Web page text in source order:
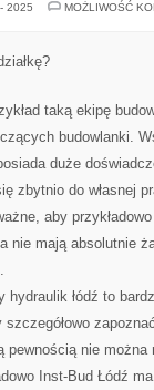
2025
MOŻLIWOŚĆ
taką ekipę
budowlanki.
duże
zbytnio do własnej
aby
nie mają absolutnie
łódź to
pewnością nie
Inst-Bud Łódź